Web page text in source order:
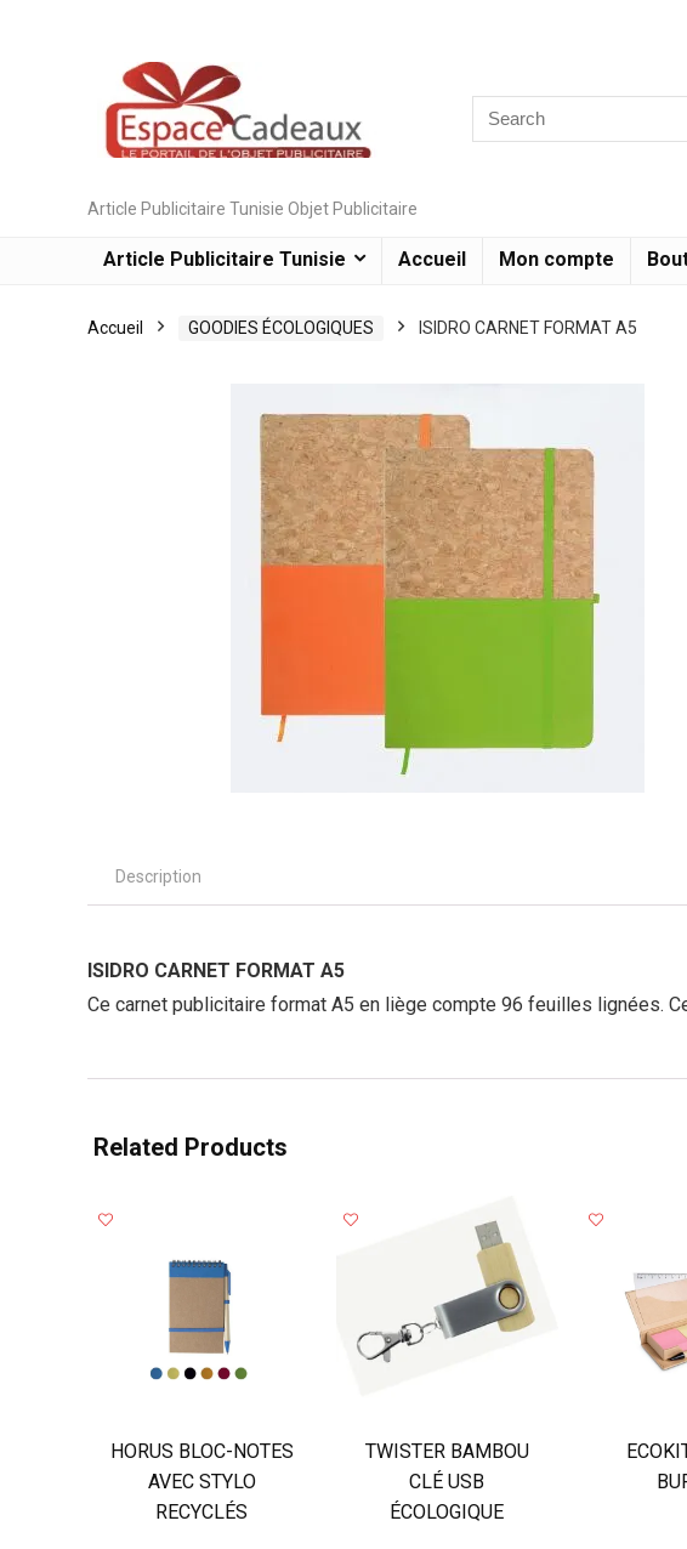
Article Publicitaire Tunisie Objet Publicitaire
Article Publicitaire Tunisie Accueil Mon compte
Accueil GOODIES ÉCOLOGIQUES ISIDRO CARNET FORMAT A5
Description
ISIDRO CARNET FORMAT A5
Ce carnet publicitaire format A5 en liège compte 96 feuilles lignées.
Related Products
HORUS BLOC-NOTES
AVEC STYLO
RECYCLÉS
TWISTER BAMBOU
CLÉ USB
ÉCOLOGIQUE